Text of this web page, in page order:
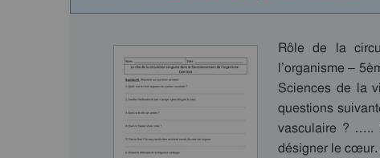
Rôle de la
l’organisme –
Sciences de la
questions
vasculaire ? …..
désigner le